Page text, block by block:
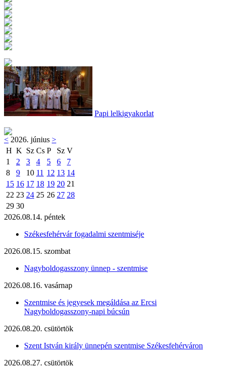
Papi lelkigyakorlat
< 2026. június >
H K Sz Cs P Sz V
1
2 3 4 5 6
7
8
9 10 11 12 13 14
15 16 17 18 19 20 21
22 23 24 25 26 27 28
29 30
2026.08.14. péntek
Székesfehérvár fogadalmi szentmiséje
2026.08.15. szombat
Nagyboldogasszony ünnep - szentmise
2026.08.16. vasárnap
Szentmise és jegyesek megáldása az Ercsi
Nagyboldogasszony-napi búcsún
2026.08.20. csütörtök
Szent István király ünnepén szentmise Székesfehérváron
2026.08.27. csütörtök